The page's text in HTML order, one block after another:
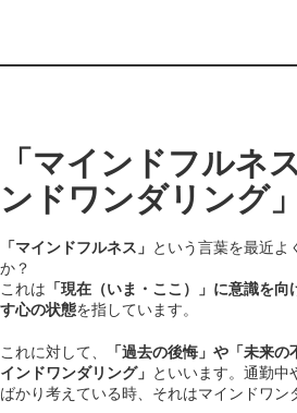
「マインドフルネ
ンドワンダリング」
「マインドフルネス」 という言葉を最近よ
か？
これは 「現在（いま・ここ）」に意識を
す心の状態を指しています。
これに対して、
「過去の後悔」や「未来
インドワンダリング」 といいます。通勤中
ばかり考えている時、それはマインドワン